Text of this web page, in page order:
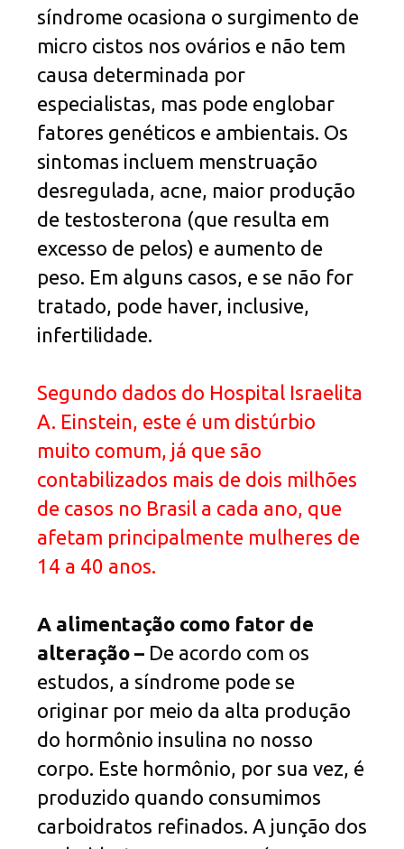
síndrome ocasiona o surgimento de
micro cistos nos ovários e não tem
causa determinada por
especialistas, mas pode englobar
fatores genéticos e ambientais. Os
sintomas incluem menstruação
desregulada, acne, maior produção
de testosterona (que resulta em
excesso de pelos) e aumento de
peso. Em alguns casos, e se não for
tratado, pode haver, inclusive,
infertilidade.
Segundo dados do Hospital Israelita
A. Einstein, este é um distúrbio
muito comum, já que são
contabilizados mais de dois milhões
de casos no Brasil a cada ano, que
afetam principalmente mulheres de
14 a 40 anos.
A alimentação como fator de
alteração – De acordo com os
estudos, a síndrome pode se
originar por meio da alta produção
do hormônio insulina no nosso
corpo. Este hormônio, por sua vez, é
produzido quando consumimos
carboidratos refinados. A junção dos